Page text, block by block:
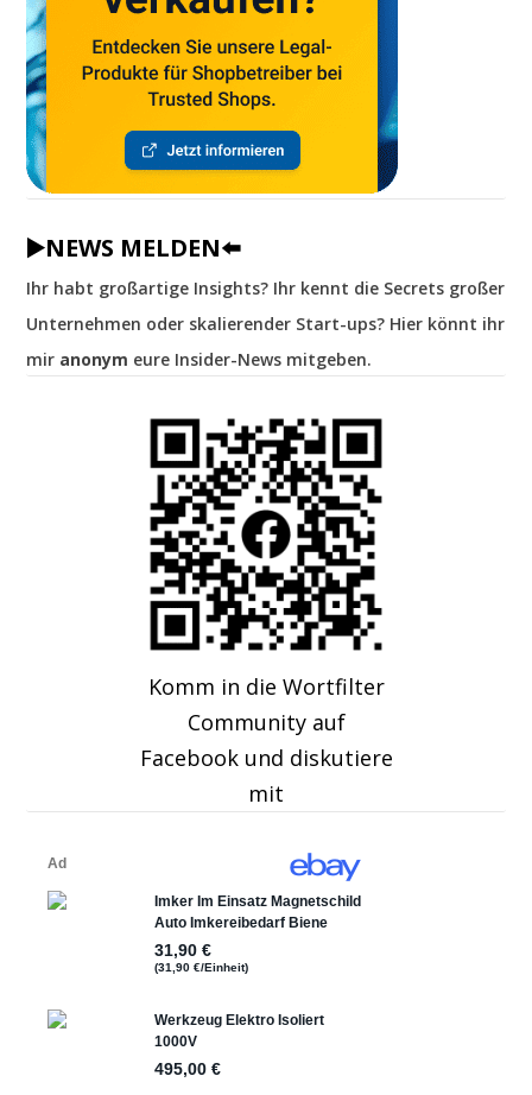
▶️NEWS MELDEN⬅️
Ihr habt großartige Insights? Ihr kennt die Secrets großer
Unternehmen oder skalierender Start-ups? Hier könnt ihr
mir anonym eure Insider-News mitgeben.
Komm in die Wortfilter
Community auf
Facebook und diskutiere
mit